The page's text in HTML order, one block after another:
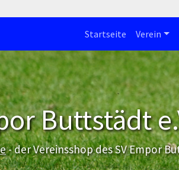
Startseite Verein
Buttstädt
- der Vereinsshop des SV Empor